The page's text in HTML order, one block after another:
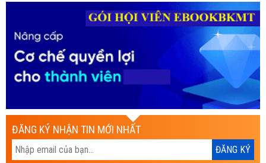
ĐĂNG KÝ NHẬN TIN MỚI NHẤT